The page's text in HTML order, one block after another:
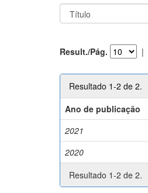
Result./Pág. |
Resultado 1-2 de 2.
Ano de publicação
2021
2020
Resultado 1-2 de 2.